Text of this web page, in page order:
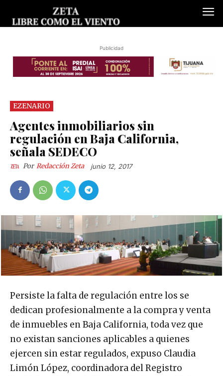
Publicidad
EZENARIO
Agentes inmobiliarios sin
regulación en Baja California,
señala SEDECO
Por Redacción Zeta junio 12, 2017
Persiste la falta de regulación entre los se
dedican profesionalmente a la compra y venta
de inmuebles en Baja California, toda vez que
no existan sanciones aplicables a quienes
ejercen sin estar regulados, expuso Claudia
Limón López, coordinadora del Registro